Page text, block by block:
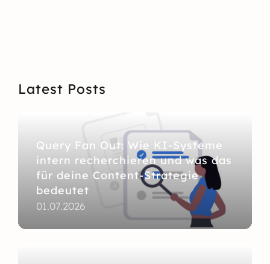
Latest Posts
Query Fan Out: Wie KI-Systeme
intern recherchieren und was das
für deine Content-Strategie
bedeutet
01.07.2026